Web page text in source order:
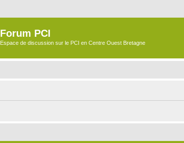
Forum PCI
Espace de discussion sur le PCI en Centre Ouest Bretagne